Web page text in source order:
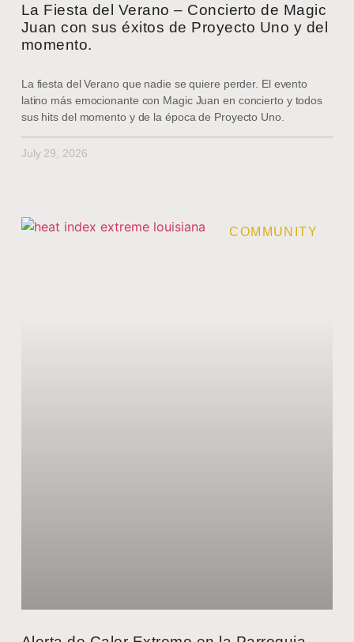
La Fiesta del Verano – Concierto de Magic
Juan con sus éxitos de Proyecto Uno y del
momento.
La fiesta del Verano que nadie se quiere perder. El evento
latino más emocionante con Magic Juan en concierto y todos
sus hits del momento y de la época de Proyecto Uno.
July 29, 2026
COMMUNITY